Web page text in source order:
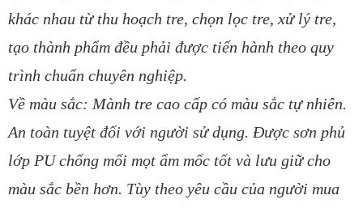
khác nhau từ thu hoạch tre, chọn lọc tre, xử lý tre,
tạo thành phẩm đều phải được tiến hành theo quy
trình chuẩn chuyên nghiệp.
Về màu sắc: Mành tre cao cấp có màu sắc tự nhiên.
An toàn tuyệt đối với người sử dụng. Được sơn phủ
lớp PU chống mối mọt ẩm mốc tốt và lưu giữ cho
màu sắc bền hơn. Tùy theo yêu cầu của người mua